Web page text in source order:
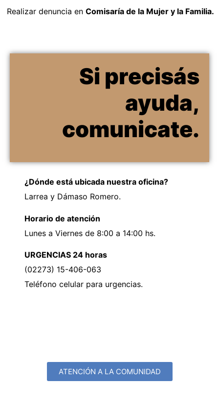
Realizar denuncia en Comisaría de la Mujer y la Familia.
Si precisás
ayuda,
comunicate.
¿Dónde está ubicada nuestra oficina?
Larrea y Dámaso Romero.
Horario de atención
Lunes a Viernes de 8:00 a 14:00 hs.
URGENCIAS 24 horas
(02273) 15-406-063
Teléfono celular para urgencias.
ATENCIÓN A LA COMUNIDAD